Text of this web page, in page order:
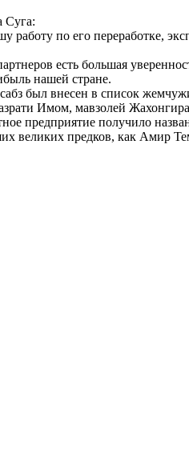
Суга:
по его переработке,
есть большая
нашей стране.
был внесен в список
Имом, мавзолей
предприятие получило
великих предков, как Амир